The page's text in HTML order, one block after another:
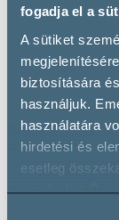
fogadja el a
A sütiket
biztosítására
használjuk.
használatára
hirdetési és
esetleg
amelyeket Ön
Budapest
23.